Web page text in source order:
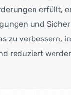
erfüllt,
und
zu verbessern,
reduziert